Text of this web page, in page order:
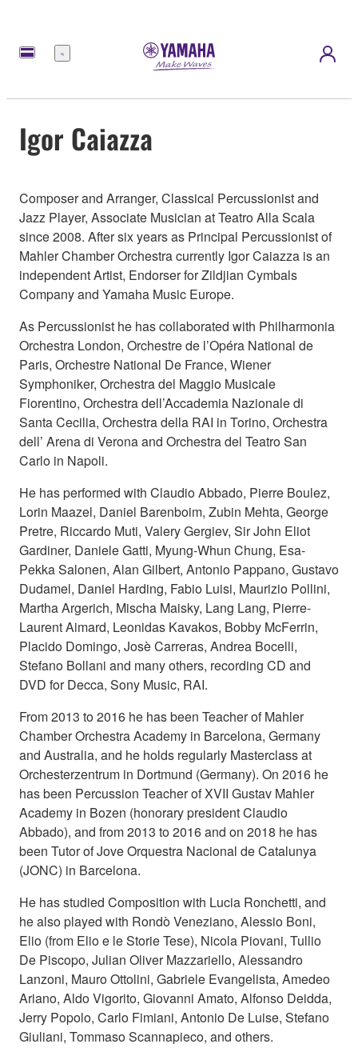
Menú
Igor Caiazza
Composer and Arranger, Classical Percussionist and
Jazz Player, Associate Musician at Teatro Alla Scala
since 2008. After six years as Principal Percussionist of
Mahler Chamber Orchestra currently Igor Caiazza is an
independent Artist, Endorser for Zildjian Cymbals
Company and Yamaha Music Europe.
As Percussionist he has collaborated with Philharmonia
Orchestra London, Orchestre de l’Opéra National de
Paris, Orchestre National De France, Wiener
Symphoniker, Orchestra del Maggio Musicale
Fiorentino, Orchestra dell’Accademia Nazionale di
Santa Cecilia, Orchestra della RAI in Torino, Orchestra
dell’ Arena di Verona and Orchestra del Teatro San
Carlo in Napoli.
He has performed with Claudio Abbado, Pierre Boulez,
Lorin Maazel, Daniel Barenboim, Zubin Mehta, George
Pretre, Riccardo Muti, Valery Gergiev, Sir John Eliot
Gardiner, Daniele Gatti, Myung-Whun Chung, Esa-
Pekka Salonen, Alan Gilbert, Antonio Pappano, Gustavo
Dudamel, Daniel Harding, Fabio Luisi, Maurizio Pollini,
Martha Argerich, Mischa Maisky, Lang Lang, Pierre-
Laurent Aimard, Leonidas Kavakos, Bobby McFerrin,
Placido Domingo, Josè Carreras, Andrea Bocelli,
Stefano Bollani and many others, recording CD and
DVD for Decca, Sony Music, RAI.
From 2013 to 2016 he has been Teacher of Mahler
Chamber Orchestra Academy in Barcelona, Germany
and Australia, and he holds regularly Masterclass at
Orchesterzentrum in Dortmund (Germany). On 2016 he
has been Percussion Teacher of XVII Gustav Mahler
Academy in Bozen (honorary president Claudio
Abbado), and from 2013 to 2016 and on 2018 he has
been Tutor of Jove Orquestra Nacional de Catalunya
(JONC) in Barcelona.
He has studied Composition with Lucia Ronchetti, and
he also played with Rondò Veneziano, Alessio Boni,
Elio (from Elio e le Storie Tese), Nicola Piovani, Tullio
De Piscopo, Julian Oliver Mazzariello, Alessandro
Lanzoni, Mauro Ottolini, Gabriele Evangelista, Amedeo
Ariano, Aldo Vigorito, Giovanni Amato, Alfonso Deidda,
Jerry Popolo, Carlo Fimiani, Antonio De Luise, Stefano
Giuliani, Tommaso Scannapieco, and others.